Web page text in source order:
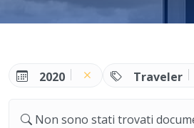
2020 Traveler
Non sono stati trovati